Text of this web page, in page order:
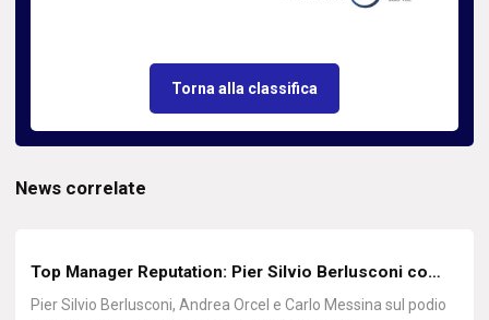
Torna alla classifica
News correlate
Top Manager Reputation: Pier Silvio Berlusconi co…
Pier Silvio Berlusconi, Andrea Orcel e Carlo Messina sul podio